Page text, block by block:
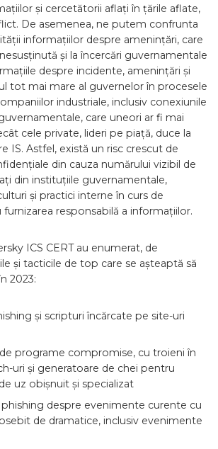
și cercetătorii aflați în țările aflate,
De asemenea, ne putem confrunta
informațiilor despre amenințări, care
și la încercări guvernamentale
despre incidente, amenințări și
tot mai mare al guvernelor în procesele
industriale, inclusiv conexiunile
care uneori ar fi mai
cele private, lideri pe piață, duce la
IS. Astfel, există un risc crescut de
din cauza numărului vizibil de
din instituțiile guvernamentale,
și practici interne în curs de
responsabilă a informațiilor.
ICS CERT au enumerat, de
și tacticile de top care se așteaptă să
2023:
și scripturi încărcate pe site-uri
programe compromise, cu troieni în
uri și generatoare de chei pentru
uz obișnuit și specializat
phishing despre evenimente curente cu
de dramatice, inclusiv evenimente